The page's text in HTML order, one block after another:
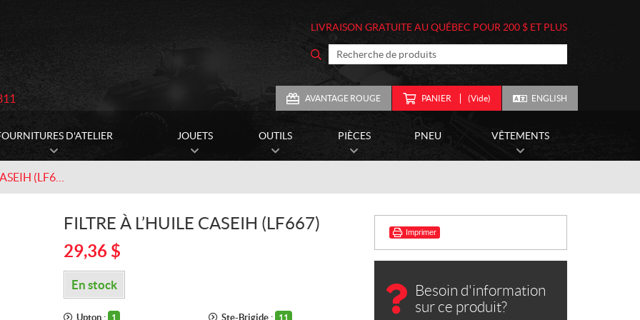
LIVRAISON GRATUITE AU QUÉBEC POUR 200 $ ET PLUS
AVANTAGE ROUGE PANIER (Vide) ENGLISH
D'ATELIER JOUETS OUTILS PIÈCES PNEU VÊTEMENTS
FILTRE À L’HUILE CASEIH (LF667)
29,36 $
En stock
Upton : 1 Ste-Brigide : 11
Imprimer
Besoin d'information
sur ce produit?